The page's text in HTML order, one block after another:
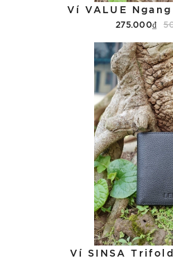
275.000₫
Thêm vào
Ví SINSA